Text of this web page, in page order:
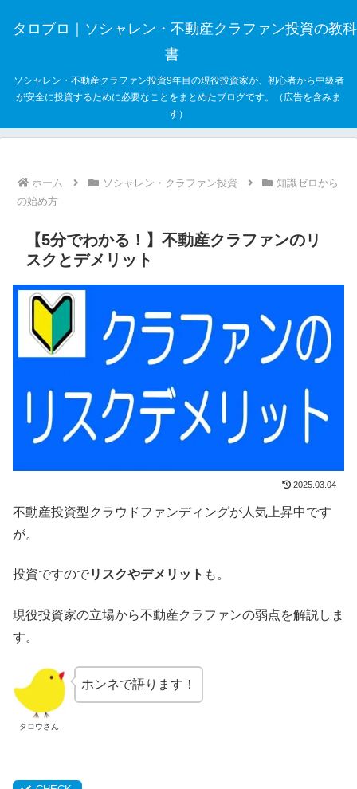
タロブロ｜ソシャレン・不動産クラファン投資の教科
書
ソシャレン・不動産クラファン投資9年目の現役投資家が、初心者から中級者
が安全に投資するために必要なことをまとめたブログです。（広告を含みま
す）
ホーム ソシャレン・クラファン投資
知識ゼロから
の始め方
【5分でわかる！】不動産クラファンのリ
スクとデメリット
2025.03.04
不動産投資型クラウドファンディングが人気上昇中です
が。
投資ですのでリスクやデメリット も。
現役投資家の立場から不動産クラファンの弱点を解説しま
す。
タロウさん
ホンネで語ります！